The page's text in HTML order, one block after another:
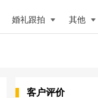
婚礼跟拍 其他
客户评价